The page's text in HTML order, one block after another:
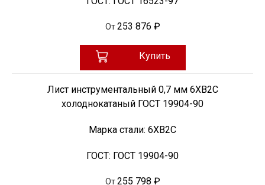
От 253 876 ₽
Купить
Лист инструментальный 0,7 мм 6ХВ2С
холоднокатаный ГОСТ 19904-90
Марка стали: 6ХВ2С
ГОСТ: ГОСТ 19904-90
От 255 798 ₽